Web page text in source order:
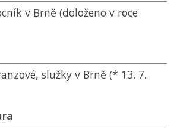
v Brně (doloženo v roce
služky v Brně (* 13. 7.